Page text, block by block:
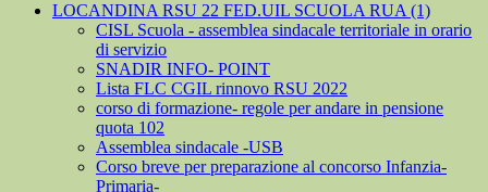
LOCANDINA RSU 22 FED.UIL SCUOLA RUA (1)
CISL Scuola - assemblea sindacale territoriale in orario
di servizio
SNADIR INFO- POINT
Lista FLC CGIL rinnovo RSU 2022
corso di formazione- regole per andare in pensione
quota 102
Assemblea sindacale -USB
Corso breve per preparazione al concorso Infanzia-
Primaria-